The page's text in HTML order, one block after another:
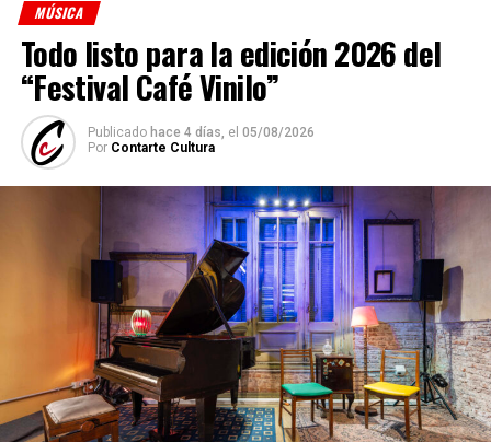
Geraldina Carnicina
Mariana Atamas
(violín)
Fuente: Medioshábiles Comunicación
Comparte esto:
MÚSICA
Todo listo para la edición 2026 del
“Festival Café Vinilo”
Publicado hace 4 días, el 05/08/2026
Por Contarte Cultura